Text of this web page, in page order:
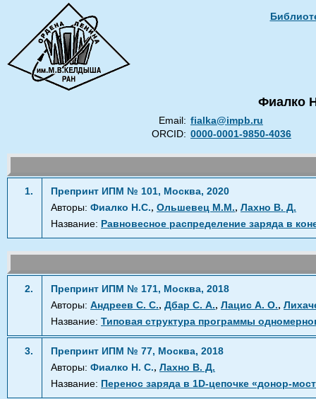
Фиалко
Email: fialka@impb.ru
ORCID: 0000-0001-9850-4036
1.
Препринт ИПМ № 101, Москва, 2020
Авторы: Фиалко Н.С., Ольшевец М.М., Лахно В. Д.
Название: Равновесное распределение заряда в
2.
Препринт ИПМ № 171, Москва, 2018
Авторы: Андреев С. С., Дбар С. А., Лацис А. О.,
Название: Типовая структура программы
3.
Препринт ИПМ № 77, Москва, 2018
Авторы: Фиалко Н. С., Лахно В. Д.
Название: Перенос заряда в 1D-цепочке «донор-